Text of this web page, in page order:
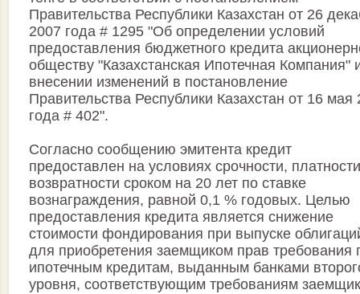
Правительства Республики Казахстан от 26
2007 года # 1295 "Об определении условий
предоставления бюджетного кредита
обществу "Казахстанская Ипотечная Компания"
внесении изменений в постановление
Правительства Республики Казахстан от 16 мая
года # 402".
Согласно сообщению эмитента кредит
предоставлен на условиях срочности,
возвратности сроком на 20 лет по ставке
вознаграждения, равной 0,1 % годовых. Целью
предоставления кредита является снижение
стоимости фондирования при выпуске
для приобретения заемщиком прав требования
ипотечным кредитам, выданным банками
уровня, соответствующим требованиям